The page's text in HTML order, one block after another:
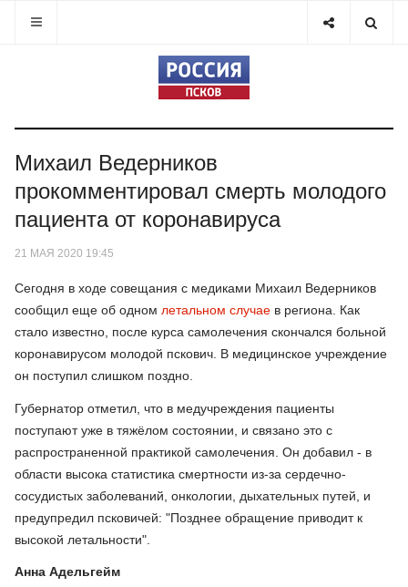
Михаил Ведерников
прокомментировал смерть молодого
пациента от коронавируса
21 МАЯ 2020 19:45
Сегодня в ходе совещания с медиками Михаил Ведерников
сообщил еще об одном летальном случае в региона. Как
стало известно, после курса самолечения скончался больной
коронавирусом молодой пскович. В медицинское учреждение
он поступил слишком поздно.
Губернатор отметил, что в медучреждения пациенты
поступают уже в тяжёлом состоянии, и связано это с
распространенной практикой самолечения. Он добавил - в
области высока статистика смертности из-за сердечно-
сосудистых заболеваний, онкологии, дыхательных путей, и
предупредил псковичей: "Позднее обращение приводит к
высокой летальности".
Анна Адельгейм